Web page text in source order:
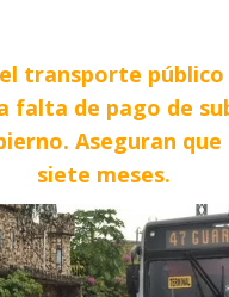
transporte público
falta de pago de
Aseguran que
siete meses.